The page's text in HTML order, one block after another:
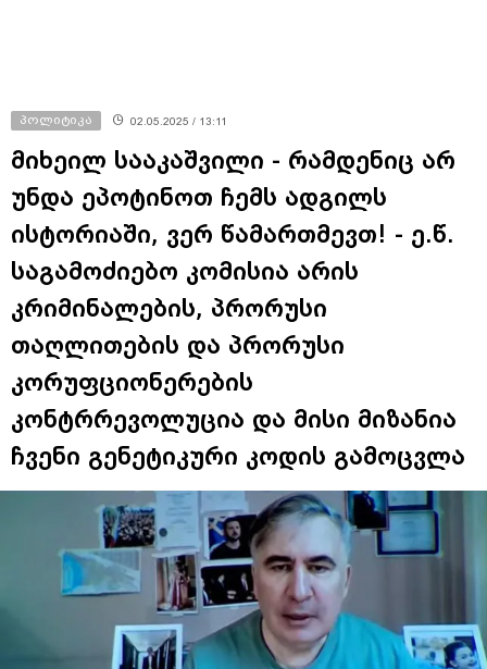
პოლიტიკა 02.05.2025 / 13:11
მიხეილ სააკაშვილი - რამდენიც არ
უნდა ეპოტინოთ ჩემს ადგილს
ისტორიაში, ვერ წამართმევთ! - ე.წ.
საგამოძიებო კომისია არის
კრიმინალების, პრორუსი
თაღლითების და პრორუსი
კორუფციონერების
კონტრრევოლუცია და მისი მიზანია
ჩვენი გენეტიკური კოდის გამოცვლა